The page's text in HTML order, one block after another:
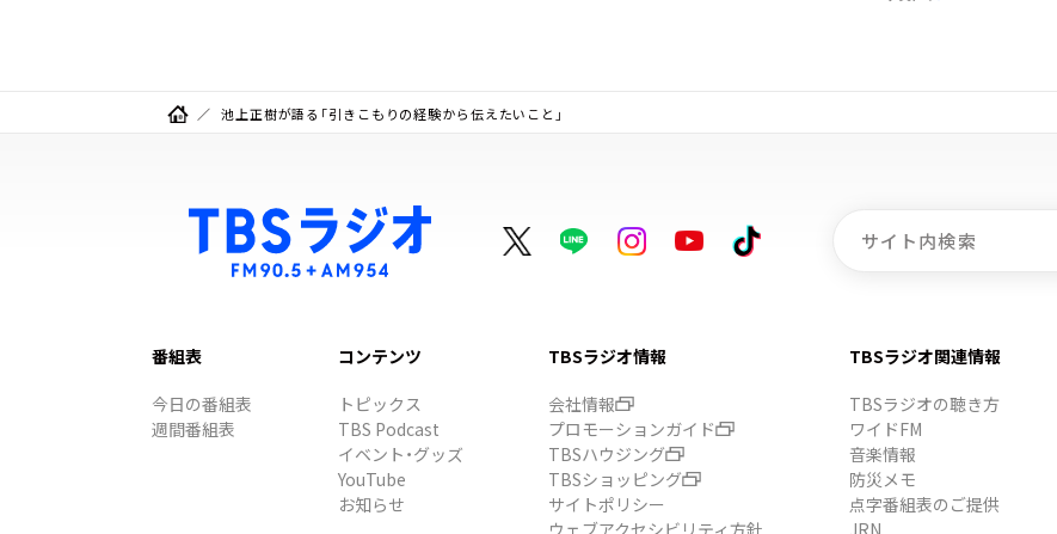
池上正樹が語る「引きこもりの経験から伝えたいこと」
番組表
今日の番組表
週間番組表
コンテンツ
トピックス
TBS Podcast
イベント・グッズ
YouTube
お知らせ
TBSラジオ情報
会社情報
プロモーションガイド
TBSハウジング
TBSショッピング
サイトポリシー
ウェブアクセシビリティ方針
TBSラジオ関連情報
TBSラジオの聴き方
ワイドFM
音楽情報
防災メモ
点字番組表のご提供
JRN